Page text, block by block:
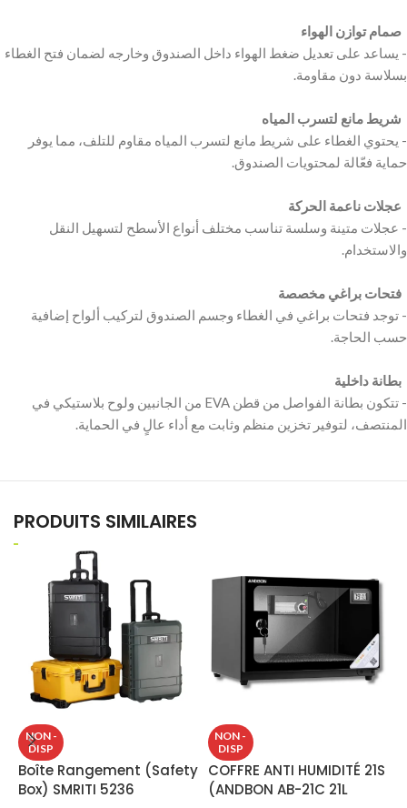
‫- يساعد على تعديل ضغط الهواء داخل الصندوق وخارجه لضمان فتح الغطاء
‫- يحتوي الغطاء على شريط مانع لتسرب المياه مقاوم للتلف، مما يوفر
‫- عجلات متينة وسلسة تناسب مختلف أنواع الأسطح لتسهيل النقل
‫- توجد فتحات براغي في الغطاء وجسم الصندوق لتركيب ألواح إضافية
‫- تتكون بطانة الفواصل من قطن EVA من الجانبين ولوح بلاستيكي في
PRODUITS SIMILAIRES
NON -
DISP
Boîte Rangement (Safety
Box) SMRITI 5236
NON -
DISP
COFFRE ANTI HUMIDITÉ 21S
(ANDBON AB-21C 21L